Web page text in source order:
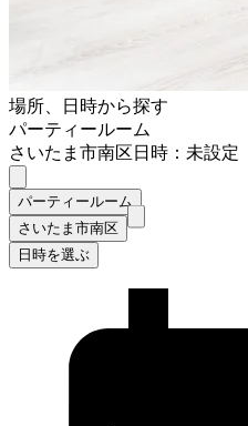
場所、日時から探す
パーティールーム
さいたま市南区日時：未設定
パーティールーム
さいたま市南区
日時を選ぶ